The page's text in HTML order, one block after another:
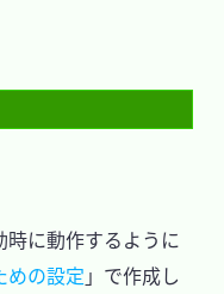
に動作するように
めの設定 」で作成し